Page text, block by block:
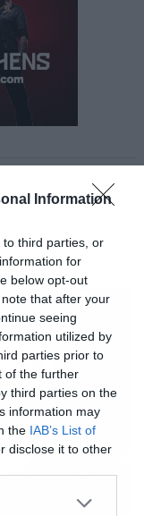
Information
third parties, or
for
below opt-out
that after your
seeing
utilized by
parties prior to
of the further
third parties on the
information may
the IAB’s List of
disclose it to other
or more Google
είναι
8 Απριλίου.
μπορεί να
κάτι πιο
20 ημέρες
καθυστέρηση.
το εννοεί.
τραγουδάκι